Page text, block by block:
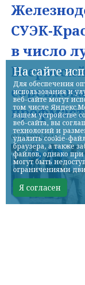
СУЭК-
в число
07.08.2026 22:13
На сайте
Для обеспечения
использования и
веб-сайте могут
том числе
вашем устройстве
веб-сайта, вы
технологий и
удалить cookie-
браузера, а также
файлов, однако
могут быть
ограничениями
Я согласен